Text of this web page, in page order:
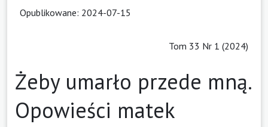
Opublikowane: 2024-07-15
Tom 33 Nr 1 (2024)
Żeby umarło przede mną.
Opowieści matek